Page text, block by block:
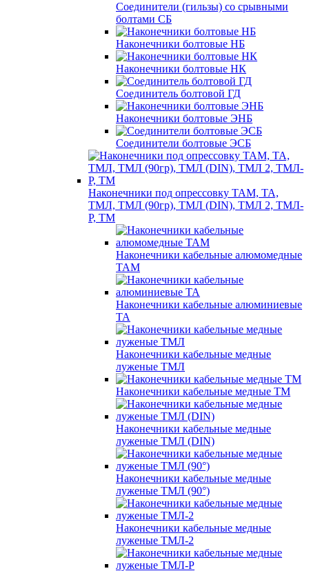
Соединители (гильзы) со срывными
болтами СБ
Наконечники болтовые НБ
Наконечники болтовые НК
Соединитель болтовой ГД
Наконечники болтовые ЭНБ
Соединители болтовые ЭСБ
Наконечники под опрессовку ТАМ, ТА,
ТМЛ, ТМЛ (90гр), ТМЛ (DIN), ТМЛ 2, ТМЛ-
Р, ТМ
Наконечники кабельные алюмомедные
ТАМ
Наконечники кабельные алюминиевые
ТА
Наконечники кабельные медные
луженые ТМЛ
Наконечники кабельные медные ТМ
Наконечники кабельные медные
луженые ТМЛ (DIN)
Наконечники кабельные медные
луженые ТМЛ (90°)
Наконечники кабельные медные
луженые ТМЛ-2